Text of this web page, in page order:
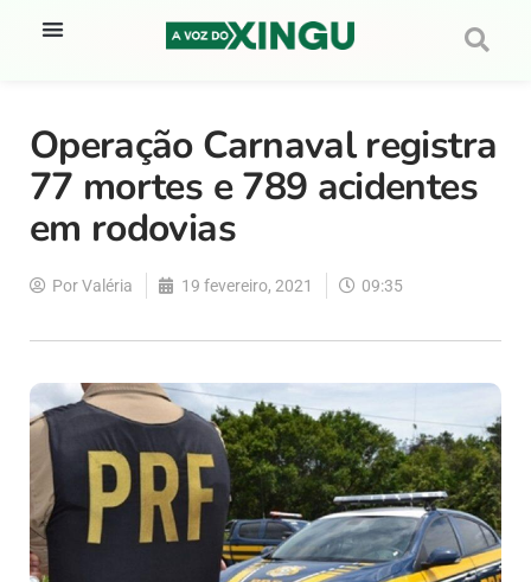
Operação Carnaval registra
77 mortes e 789 acidentes
em rodovias
PorValéria 19 fevereiro, 2021 09:35